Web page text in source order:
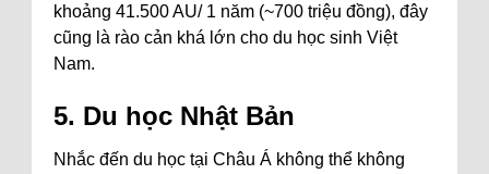
khoảng 41.500 AU/ 1 năm (~700 triệu đồng), đây
cũng là rào cản khá lớn cho du học sinh Việt
Nam.
5. Du học Nhật Bản
Nhắc đến du học tại Châu Á không thể không